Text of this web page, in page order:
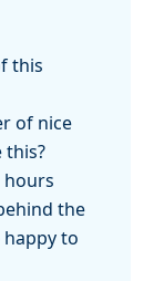
this
of nice
this?
the
to